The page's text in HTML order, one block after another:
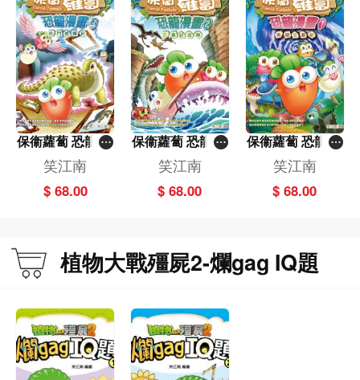
保衞蘿蔔 恐龍漫
畫(3)──決鬥侏
羅紀
笑江南
$ 68.00
保衞蘿蔔 恐龍漫
畫(2)－－三疊紀
危機
笑江南
$ 68.00
保衞蘿蔔 恐龍漫
畫(1)──勇闖三
疊紀
笑江南
$ 68.00
植物大戰殭屍2-爛gag IQ題